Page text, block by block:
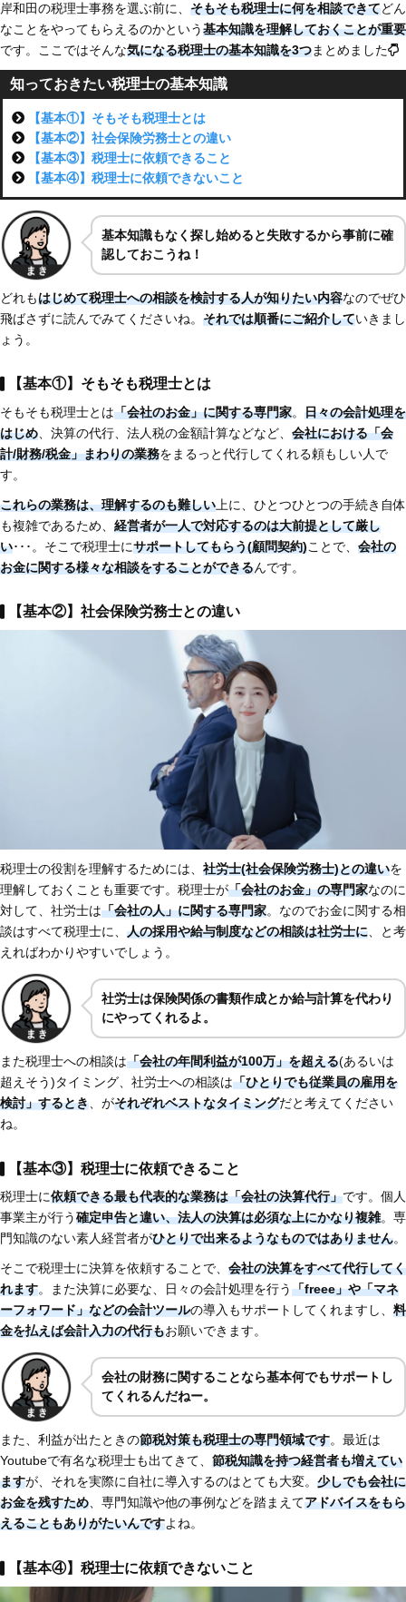
岸和田の税理士事務を選ぶ前に、 そもそも税理士に何を相談できてどん
なことをやってもらえるのかという基本知識を理解しておくことが重要
です。ここではそんな気になる税理士の基本知識を3つまとめました
知っておきたい税理士の基本知識
【基本①】そもそも税理士とは
【基本②】社会保険労務士との違い
【基本③】税理士に依頼できること
【基本④】税理士に依頼できないこと
基本知識もなく探し始めると失敗するから事前に確
認しておこうね！
どれもはじめて税理士への相談を検討する人が知りたい内容なのでぜひ
飛ばさずに読んでみてくださいね。 それでは順番にご紹介していきまし
ょう。
【基本①】そもそも税理士とは
そもそも税理士とは「会社のお金」に関する専門家。 日々の会計処理を
はじめ、決算の代行、法人税の金額計算などなど、 会社における「会
計/財務/税金」まわりの業務をまるっと代行してくれる頼もしい人で
す。
これらの業務は、理解するのも難しい上に、ひとつひとつの手続き自体
も複雑であるため、 経営者が一人で対応するのは大前提として厳し
い･･･。そこで税理士にサポートしてもらう(顧問契約)ことで、 会社の
お金に関する様々な相談をすることができるんです。
【基本②】社会保険労務士との違い
税理士の役割を理解するためには、 社労士(社会保険労務士)との違いを
理解しておくことも重要です。税理士が「会社のお金」の専門家なのに
対して、社労士は「会社の人」に関する専門家。なのでお金に関する相
談はすべて税理士に、 人の採用や給与制度などの相談は社労士に、と考
えればわかりやすいでしょう。
社労士は保険関係の書類作成とか給与計算を代わり
にやってくれるよ。
また税理士への相談は「会社の年間利益が100万」を超える(あるいは
超えそう)タイミング、社労士への相談は「ひとりでも従業員の雇用を
検討」するとき、がそれぞれベストなタイミングだと考えてください
ね。
【基本③】税理士に依頼できること
税理士に依頼できる最も代表的な業務は「会社の決算代行」です。個人
事業主が行う確定申告と違い、法人の決算は必須な上にかなり複雑。専
門知識のない素人経営者がひとりで出来るようなものではありません。
そこで税理士に決算を依頼することで、 会社の決算をすべて代行してく
れます。また決算に必要な、日々の会計処理を行う「freee」や「マネ
ーフォワード」などの会計ツールの導入もサポートしてくれますし、 料
金を払えば会計入力の代行もお願いできます。
会社の財務に関することなら基本何でもサポートし
てくれるんだねー。
また、利益が出たときの節税対策も税理士の専門領域です。最近は
Youtubeで有名な税理士も出てきて、 節税知識を持つ経営者も増えてい
ますが、それを実際に自社に導入するのはとても大変。 少しでも会社に
お金を残すため、専門知識や他の事例などを踏まえてアドバイスをもら
えることもありがたいんですよね。
【基本④】税理士に依頼できないこと